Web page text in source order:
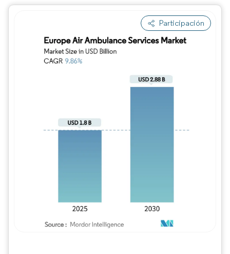
Participación